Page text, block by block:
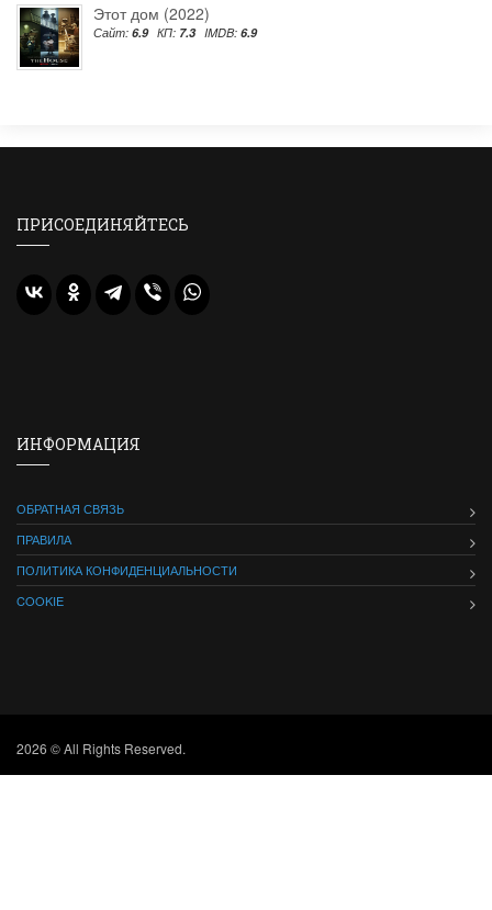
Этот дом (2022)
Сайт: 6.9 КП: 7.3 IMDB: 6.9
ПРИСОЕДИНЯЙТЕСЬ
ИНФОРМАЦИЯ
ОБРАТНАЯ СВЯЗЬ
ПРАВИЛА
ПОЛИТИКА КОНФИДЕНЦИАЛЬНОСТИ
COOKIE
2026 © All Rights Reserved.